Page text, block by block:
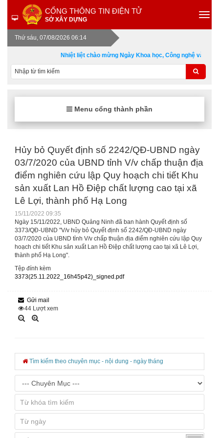
CỔNG THÔNG TIN ĐIỆN TỬ
SỞ XÂY DỰNG
Thứ sáu, 07/08/2026 06:14
Nhiệt liệt chào mừng Ngày Khoa học, Công nghệ và Đổi
Menu cổng thành phần
Hủy bỏ Quyết định số 2242/QĐ-UBND ngày
03/7/2020 của UBND tỉnh V/v chấp thuận địa
điểm nghiên cứu lập Quy hoạch chi tiết Khu
sản xuất Lan Hồ Điệp chất lượng cao tại xã
Lê Lợi, thành phố Hạ Long
15/11/2022 09:35
Ngày 15/11/2022, UBND Quảng Ninh đã ban hành Quyết định số
3373/QĐ-UBND "V/v hủy bỏ Quyết định số 2242/QĐ-UBND ngày
03/7/2020 của UBND tỉnh V/v chấp thuận địa điểm nghiên cứu lập Quy
hoạch chi tiết Khu sản xuất Lan Hồ Điệp chất lượng cao tại xã Lê Lợi,
thành phố Hạ Long".
Tệp đính kèm
3373(25.11.2022_16h45p42)_signed.pdf
Gửi mail
44 Lượt xem
Tìm kiếm theo chuyên mục - nội dung - ngày tháng